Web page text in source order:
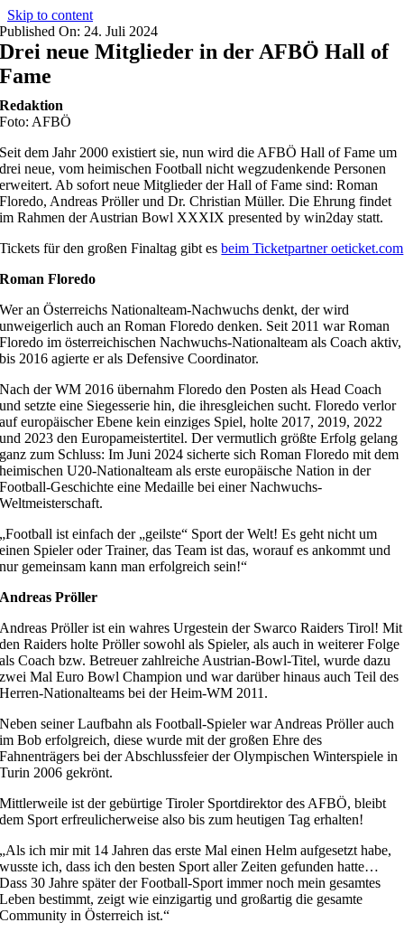
Skip to content
Published On: 24. Juli 2024
Drei neue Mitglieder in der AFBÖ Hall of
Fame
Redaktion
Foto: AFBÖ
Seit dem Jahr 2000 existiert sie, nun wird die AFBÖ Hall of Fame um
drei neue, vom heimischen Football nicht wegzudenkende Personen
erweitert. Ab sofort neue Mitglieder der Hall of Fame sind: Roman
Floredo, Andreas Pröller und Dr. Christian Müller. Die Ehrung findet
im Rahmen der Austrian Bowl XXXIX presented by win2day statt.
Tickets für den großen Finaltag gibt esbeim Ticketpartner oeticket.com
Roman Floredo
Wer an Österreichs Nationalteam-Nachwuchs denkt, der wird
unweigerlich auch an Roman Floredo denken. Seit 2011 war Roman
Floredo im österreichischen Nachwuchs-Nationalteam als Coach aktiv,
bis 2016 agierte er als Defensive Coordinator.
Nach der WM 2016 übernahm Floredo den Posten als Head Coach
und setzte eine Siegesserie hin, die ihresgleichen sucht. Floredo verlor
auf europäischer Ebene kein einziges Spiel, holte 2017, 2019, 2022
und 2023 den Europameistertitel. Der vermutlich größte Erfolg gelang
ganz zum Schluss: Im Juni 2024 sicherte sich Roman Floredo mit dem
heimischen U20-Nationalteam als erste europäische Nation in der
Football-Geschichte eine Medaille bei einer Nachwuchs-
Weltmeisterschaft.
„Football ist einfach der „geilste“ Sport der Welt! Es geht nicht um
einen Spieler oder Trainer, das Team ist das, worauf es ankommt und
nur gemeinsam kann man erfolgreich sein!“
Andreas Pröller
Andreas Pröller ist ein wahres Urgestein der Swarco Raiders Tirol! Mit
den Raiders holte Pröller sowohl als Spieler, als auch in weiterer Folge
als Coach bzw. Betreuer zahlreiche Austrian-Bowl-Titel, wurde dazu
zwei Mal Euro Bowl Champion und war darüber hinaus auch Teil des
Herren-Nationalteams bei der Heim-WM 2011.
Neben seiner Laufbahn als Football-Spieler war Andreas Pröller auch
im Bob erfolgreich, diese wurde mit der großen Ehre des
Fahnenträgers bei der Abschlussfeier der Olympischen Winterspiele in
Turin 2006 gekrönt.
Mittlerweile ist der gebürtige Tiroler Sportdirektor des AFBÖ, bleibt
dem Sport erfreulicherweise also bis zum heutigen Tag erhalten!
„Als ich mir mit 14 Jahren das erste Mal einen Helm aufgesetzt habe,
wusste ich, dass ich den besten Sport aller Zeiten gefunden hatte…
Dass 30 Jahre später der Football-Sport immer noch mein gesamtes
Leben bestimmt, zeigt wie einzigartig und großartig die gesamte
Community in Österreich ist.“